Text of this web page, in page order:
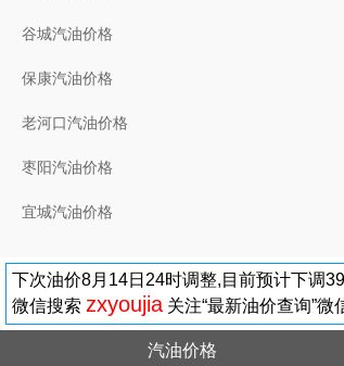
谷城汽油价格
保康汽油价格
老河口汽油价格
枣阳汽油价格
宜城汽油价格
下次油价8月14日24时调整,目前预计下调
微信搜索 zxyoujia 关注“最新油价查询”微
汽油价格